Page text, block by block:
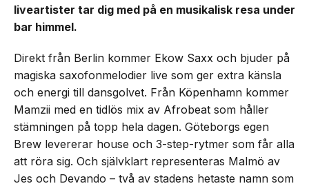
liveartister tar dig med på en musikalisk resa under
bar himmel.
Direkt från Berlin kommer Ekow Saxx och bjuder på
magiska saxofonmelodier live som ger extra känsla
och energi till dansgolvet. Från Köpenhamn kommer
Mamzii med en tidlös mix av Afrobeat som håller
stämningen på topp hela dagen. Göteborgs egen
Brew levererar house och 3-step-rytmer som får alla
att röra sig. Och självklart representeras Malmö av
Jes och Devando – två av stadens hetaste namn som